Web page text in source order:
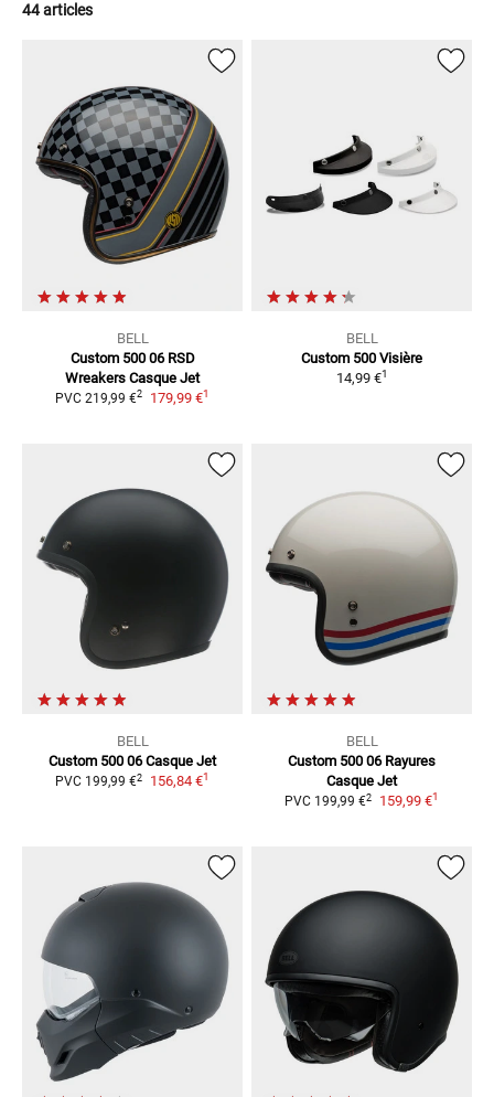
44 articles
BELL
Custom 500 06 RSD
Wreakers Casque Jet
PVC 219,99 €2 179,99 €1
BELL
Custom 500 Visière
14,99 €1
BELL
Custom 500 06 Casque Jet
PVC 199,99 €2 156,84 €1
BELL
Custom 500 06 Rayures
Casque Jet
PVC 199,99 €2 159,99 €1